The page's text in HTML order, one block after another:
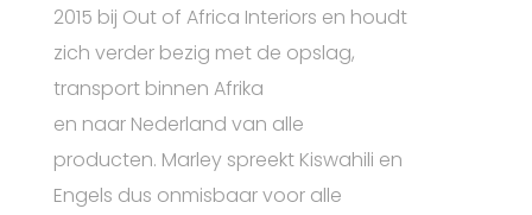
2015 bij Out of Africa Interiors en houdt
zich verder bezig met de opslag,
transport binnen Afrika
en naar Nederland van alle
producten. Marley spreekt Kiswahili en
Engels dus onmisbaar voor alle